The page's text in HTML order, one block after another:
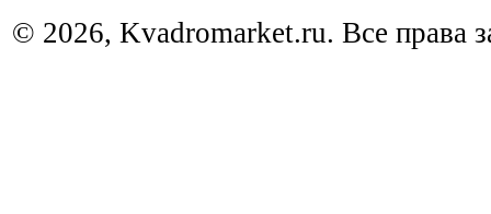
© 2026, Kvadromarket.ru. Все права